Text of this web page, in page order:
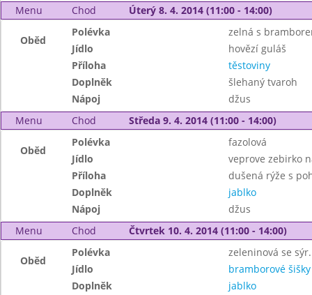
Menu
Chod Úterý 8. 4. 2014 (11:00 - 14:00)
Oběd
Polévka
zelná s
Jídlo
hovězí guláš
Příloha
těstoviny
Doplněk
šlehaný tvaroh
Nápoj
džus
Menu
Chod Středa 9. 4. 2014 (11:00 - 14:00)
Oběd
Polévka
fazolová
Jídlo
veprove zebirko
Příloha
dušená rýže s
Doplněk
jablko
Nápoj
džus
Menu
Chod Čtvrtek 10. 4. 2014 (11:00 - 14:00)
Oběd
Polévka
zeleninová se
Jídlo
bramborové
Doplněk
jablko